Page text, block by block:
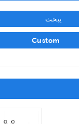
يبحث
Custom